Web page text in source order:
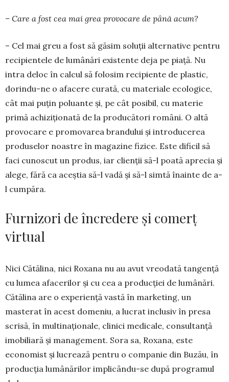
– Care a fost cea mai grea provocare de până acum?
– Cel mai greu a fost să găsim soluții alternative pentru
recipientele de lumânări existente deja pe piață. Nu
intra deloc în calcul să folosim recipiente de plastic,
dorindu-ne o afacere curată, cu materiale ecologice,
cât mai puțin poluante și, pe cât posibil, cu materie
primă achiziționată de la producători români. O altă
provocare e promovarea brandului și introducerea
produselor noastre în magazine fizice. Este dificil să
faci cunoscut un produs, iar clienții să-l poată aprecia și
alege, fără ca aceștia să-l vadă și să-l simtă înainte de a-
l cumpăra.
Furnizori de încredere și comerț
virtual
Nici Cătălina, nici Roxana nu au avut vreodată tangență
cu lumea afacerilor și cu cea a producției de lumânări.
Cătălina are o experiență vastă în marketing, un
masterat în acest domeniu, a lucrat inclusiv în presa
scrisă, în multinaționale, clinici medicale, consultanță
imobiliară și management. Sora sa, Roxana, este
economist și lucrează pentru o companie din Buzău, în
producția lumânărilor implicându-se după programul